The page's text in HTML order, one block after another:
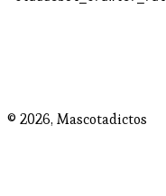
© 2026, Mascotadictos